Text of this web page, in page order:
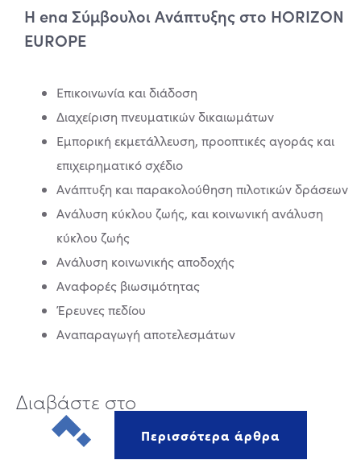
Η ena Σύμβουλοι Ανάπτυξης στο HORIZON
EUROPE
Επικοινωνία και διάδοση
Διαχείριση πνευματικών δικαιωμάτων
Εμπορική εκμετάλλευση, προοπτικές αγοράς και
επιχειρηματικό σχέδιο
Ανάπτυξη και παρακολούθηση πιλοτικών δράσεων
Ανάλυση κύκλου ζωής, και κοινωνική ανάλυση
κύκλου ζωής
Ανάλυση κοινωνικής αποδοχής
Αναφορές βιωσιμότητας
Έρευνες πεδίου
Αναπαραγωγή αποτελεσμάτων
Διαβάστε στο
Περισσότερα άρθρα